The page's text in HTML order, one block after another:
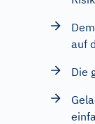
auf
Die